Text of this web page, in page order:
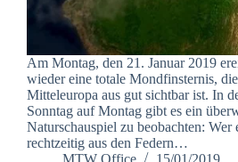
Am Montag, den 21. Januar 2019
wieder eine totale Mondfinsternis,
Mitteleuropa aus gut sichtbar ist. In
Sonntag auf Montag gibt es ein
Naturschauspiel zu beobachten: Wer
rechtzeitig aus den Federn…
MTW Office
15/01/2019